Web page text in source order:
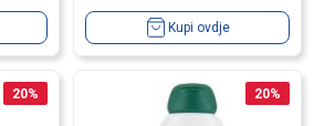
Kupi ovdje
20% 20%